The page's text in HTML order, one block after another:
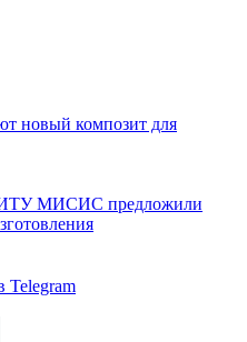
композит для
МИСИС предложили
Telegram